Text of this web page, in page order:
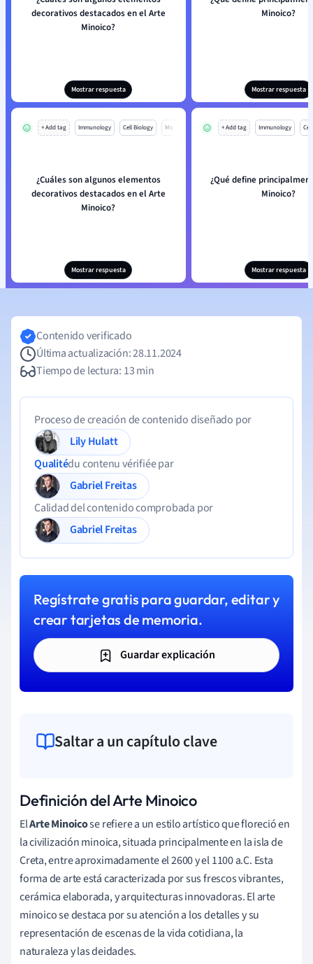
decorativos destacados en el Arte
Minoico?
Mostrar respuesta
Minoico?
Mostrar respuesta
+ Add tag Immunology Cell Biology Mo
¿Cuáles son algunos elementos
decorativos destacados en el Arte
Minoico?
Mostrar respuesta
+ Add tag Immunology
¿Qué define
Minoico?
Mostrar respuesta
Contenido verificado
Última actualización: 28.11.2024
Tiempo de lectura: 13 min
Proceso de creación de contenido diseñado por
Lily Hulatt
Qualitédu contenu vérifiée par
Gabriel Freitas
Calidad del contenido comprobada por
Gabriel Freitas
Regístrate gratis para guardar, editar y
crear tarjetas de memoria.
Guardar explicación
Saltar a un capítulo clave
Definición del Arte Minoico
ElArte Minoicose refiere a un estilo artístico que floreció en
la civilización minoica, situada principalmente en la isla de
Creta, entre aproximadamente el 2600 y el 1100 a.C. Esta
forma de arte está caracterizada por sus frescos vibrantes,
cerámica elaborada, y arquitecturas innovadoras. El arte
minoico se destaca por su atención a los detalles y su
representación de escenas de la vida cotidiana, la
naturaleza y las deidades.